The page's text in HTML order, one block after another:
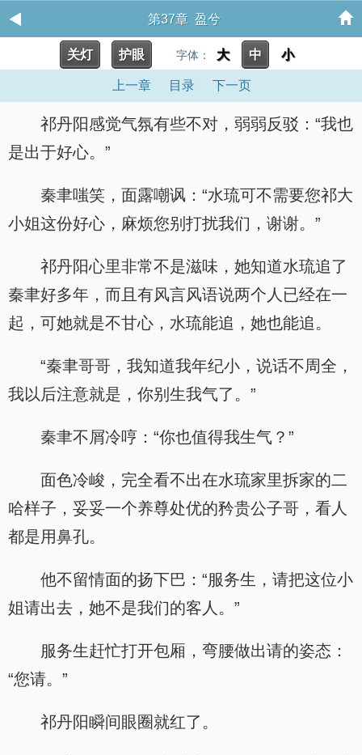
第37章 盈兮
关灯 护眼 字体： 大 中 小
上一章 目录 下一页
祁丹阳感觉气氛有些不对，弱弱反驳：“我也
是出于好心。”
秦聿嗤笑，面露嘲讽：“水琉可不需要您祁大
小姐这份好心，麻烦您别打扰我们，谢谢。”
祁丹阳心里非常不是滋味，她知道水琉追了
秦聿好多年，而且有风言风语说两个人已经在一
起，可她就是不甘心，水琉能追，她也能追。
“秦聿哥哥，我知道我年纪小，说话不周全，
我以后注意就是，你别生我气了。”
秦聿不屑冷哼：“你也值得我生气？”
面色冷峻，完全看不出在水琉家里拆家的二
哈样子，妥妥一个养尊处优的矜贵公子哥，看人
都是用鼻孔。
他不留情面的扬下巴：“服务生，请把这位小
姐请出去，她不是我们的客人。”
服务生赶忙打开包厢，弯腰做出请的姿态：
“您请。”
祁丹阳瞬间眼圈就红了。